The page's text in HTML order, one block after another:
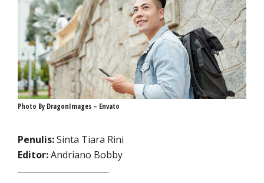
Photo By DragonImages – Envato
Penulis:Sinta Tiara Rini
Editor:Andriano Bobby